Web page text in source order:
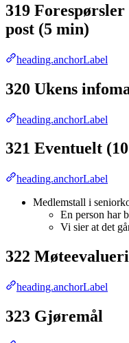
319
post (5 min)
heading.anchorLabel
320 Ukens
heading.anchorLabel
321 Eventuelt
heading.anchorLabel
Medlemstall i
En person har
Vi sier at det
322
heading.anchorLabel
323 Gjøremål